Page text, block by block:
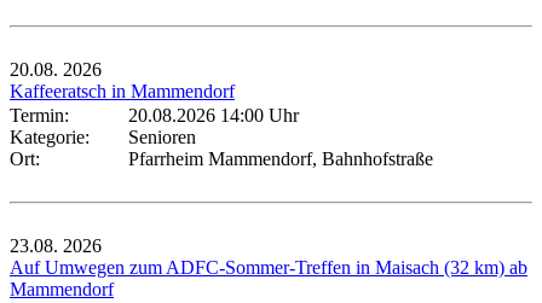
20.08. 2026
Kaffeeratsch in Mammendorf
Termin:
20.08.2026 14:00 Uhr
Kategorie:
Senioren
Ort:
Pfarrheim Mammendorf, Bahnhofstraße
23.08. 2026
Auf Umwegen zum ADFC-Sommer-Treffen in Maisach (32 km) ab
Mammendorf